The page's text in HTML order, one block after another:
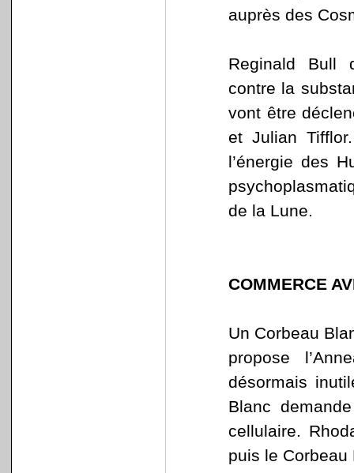
auprès des
Reginald Bull
contre la
vont être
et Julian
l’énergie des
de la Lune.
COMMERCE
Un Corbeau
propose
désormais
Blanc
cellulaire.
puis le Corbeau